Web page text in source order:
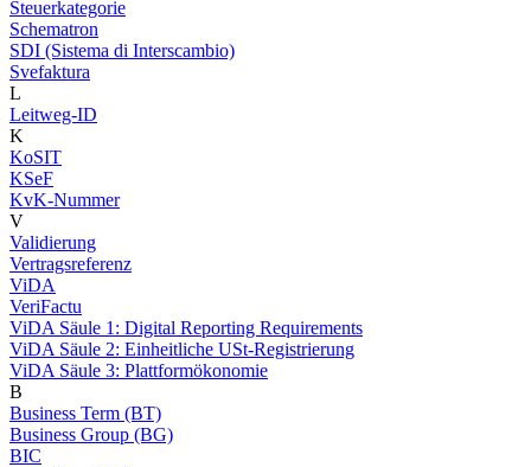
Steuerkategorie
Schematron
SDI (Sistema di Interscambio)
Svefaktura
L
Leitweg-ID
K
KoSIT
KSeF
KvK-Nummer
V
Validierung
Vertragsreferenz
ViDA
VeriFactu
ViDA Säule 1: Digital Reporting Requirements
ViDA Säule 2: Einheitliche USt-Registrierung
ViDA Säule 3: Plattformökonomie
B
Business Term (BT)
Business Group (BG)
BIC